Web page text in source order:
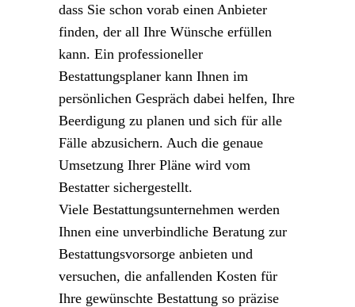
dass Sie schon vorab einen Anbieter
finden, der all Ihre Wünsche erfüllen
kann. Ein professioneller
Bestattungsplaner kann Ihnen im
persönlichen Gespräch dabei helfen, Ihre
Beerdigung zu planen und sich für alle
Fälle abzusichern. Auch die genaue
Umsetzung Ihrer Pläne wird vom
Bestatter sichergestellt.
Viele Bestattungsunternehmen werden
Ihnen eine unverbindliche Beratung zur
Bestattungsvorsorge anbieten und
versuchen, die anfallenden Kosten für
Ihre gewünschte Bestattung so präzise